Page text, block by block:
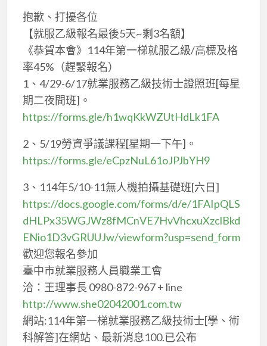
抱歉、打擾各位
【就服乙級報名最後5天~剩3名額】
《恭賀本會》114年第一梯就服乙級/高標及格
率45%（趕緊報名）
1、4/29-6/17就業服務乙級技術士證照班[每星
期二夜間班]。
https://forms.gle/h1wqKkWZUtHdLk1FA
2、5/19勞資爭議課程[星期一下午]。
https://forms.gle/eCpzNuL61oJPJbYH9
3、114年5/10-11無人機拍攝基礎班[六日]
https://docs.google.com/forms/d/e/1FAIpQLS
dHLPx35WGJWz8fMCnVE7HvVhcxuXzclBkd
ENio1D3vGRUUJw/viewform?usp=send_form
歡迎您報名參加
臺中市就業服務人員職業工會
洽：王理事長 0980-872-967 + line
http://www.she02042001.com.tw
網站:114年第一梯就業服務乙級技術士[學、術
科解答]在網站、最新消息100.已公布